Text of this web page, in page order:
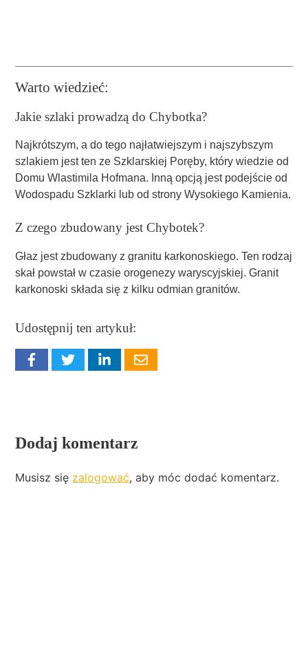
Warto wiedzieć:
Jakie szlaki prowadzą do Chybotka?
Najkrótszym, a do tego najłatwiejszym i najszybszym
szlakiem jest ten ze Szklarskiej Poręby, który wiedzie od
Domu Wlastimila Hofmana. Inną opcją jest podejście od
Wodospadu Szklarki lub od strony Wysokiego Kamienia.
Z czego zbudowany jest Chybotek?
Głaz jest zbudowany z granitu karkonoskiego. Ten rodzaj
skał powstał w czasie orogenezy waryscyjskiej. Granit
karkonoski składa się z kilku odmian granitów.
Udostępnij ten artykuł:
Dodaj komentarz
Musisz się zalogować, aby móc dodać komentarz.